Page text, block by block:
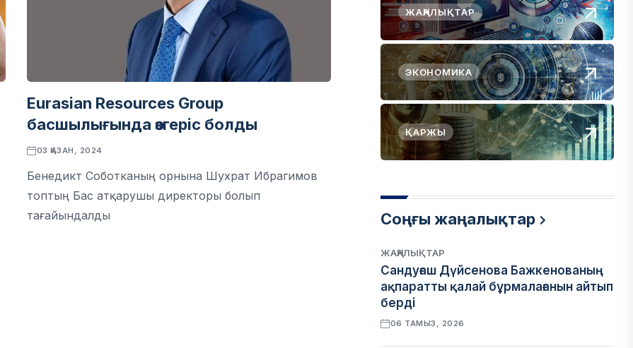
Eurasian Resources Group
басшылығында өзгеріс болды
03 ҚАЗАН, 2024
Бенедикт Соботканың орнына Шухрат Ибрагимов
топтың Бас атқарушы директоры болып
тағайындалды
ЖАҢАЛЫҚТАР
ЭКОНОМИКА
ҚАРЖЫ
Соңғы жаңалықтар
ЖАҢАЛЫҚТАР
Сандуғаш Дүйсенова Бажкенованың
ақпаратты қалай бұрмалағанын айтып
берді
06 ТАМЫЗ, 2026